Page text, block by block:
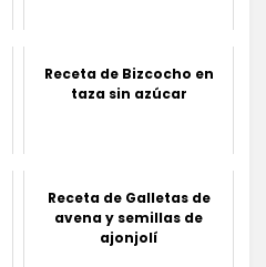
Receta de Bizcocho en
taza sin azúcar
Receta de Galletas de
avena y semillas de
ajonjolí